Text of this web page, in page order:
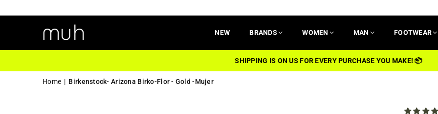
NEW BRANDS WOMEN MAN FOOTWEAR
SHIPPING IS ON US FOR EVERY PURCHASE YOU MAKE! 📦
Home | Birkenstock- Arizona Birko-Flor - Gold -Mujer